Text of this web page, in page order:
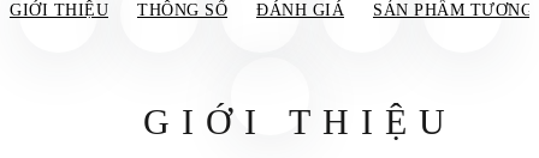
GIỚI THIỆU THÔNG SỐ ĐÁNH GIÁ SẢN PHẨM TƯƠNG
GIỚI THIỆU